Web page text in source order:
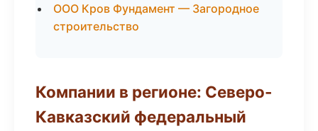
ООО Кров Фундамент — Загородное
строительство
Компании в регионе: Северо-
Кавказский федеральный